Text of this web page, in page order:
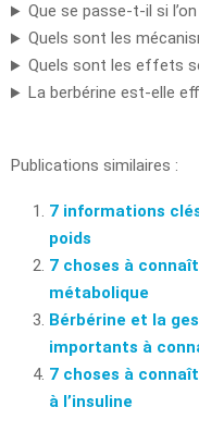
Que se passe-t-il si
Quels sont les
Quels sont les effets
La berbérine est-elle
Publications similaires :
7 informations
poids
7 choses à
métabolique
Bérbérine et la
importants à
7 choses à
à l’insuline